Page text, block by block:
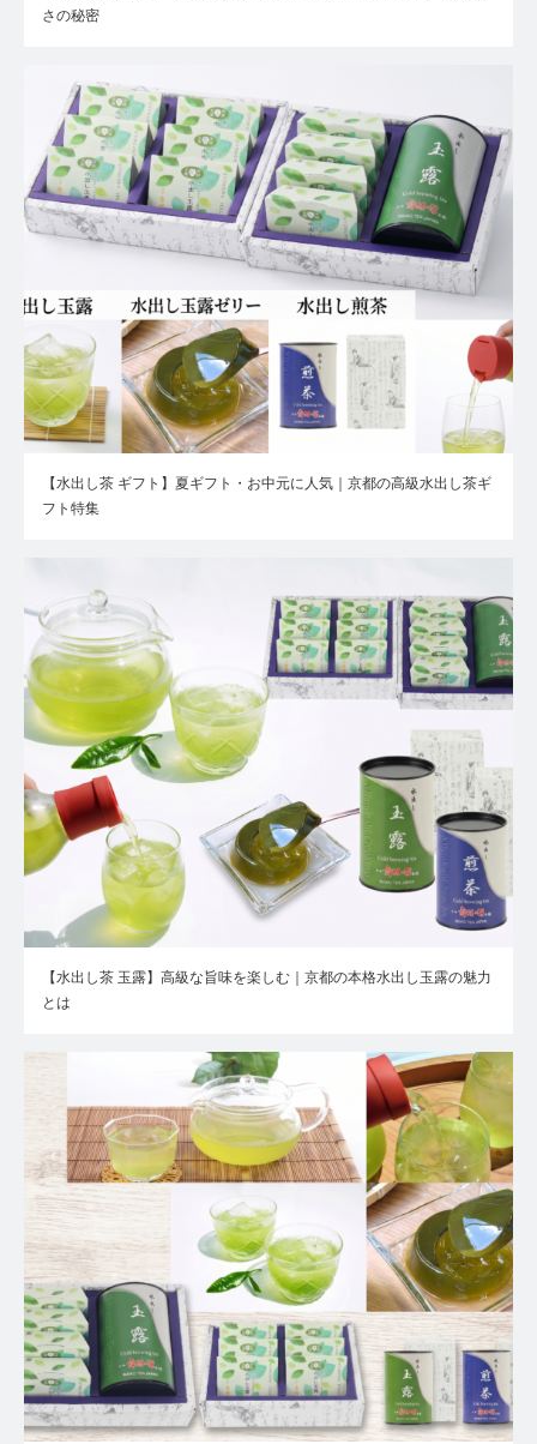
さの秘密
【水出し茶 ギフト】夏ギフト・お中元に人気｜京都の高級水出し茶ギ
フト特集
【水出し茶 玉露】高級な旨味を楽しむ｜京都の本格水出し玉露の魅力
とは